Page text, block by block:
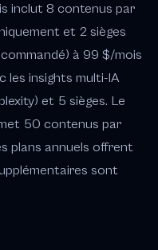
inclut 8 contenus par
et 2 sièges
à 99 $/mois
les insights multi-IA
et 5 sièges. Le
50 contenus par
plans annuels offrent
sont